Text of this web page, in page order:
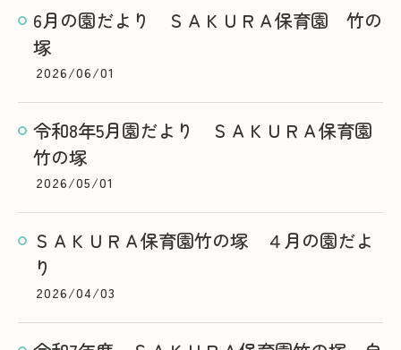
6月の園だより ＳＡＫＵＲＡ保育園 竹の
塚
2026/06/01
令和8年5月園だより ＳＡＫＵＲＡ保育園
竹の塚
2026/05/01
ＳＡＫＵＲＡ保育園竹の塚 ４月の園だよ
り
2026/04/03